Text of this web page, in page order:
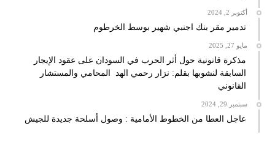
أكتوبر 2, 2024
تدمير مقر بنك اجنبي شهير بوسط الخرطوم
مايو 27, 2025
مذكرة قانونية حول أثر الحرب في السودان على عقود الإيجار
السابقة لنشوبها بقلم: نزار رحمي الهد المحامي والمستشار
القانوني
سبتمبر 29, 2024
عاجل العطا من الخطوط الأمامية : وصول أسلحة جديدة للجيش